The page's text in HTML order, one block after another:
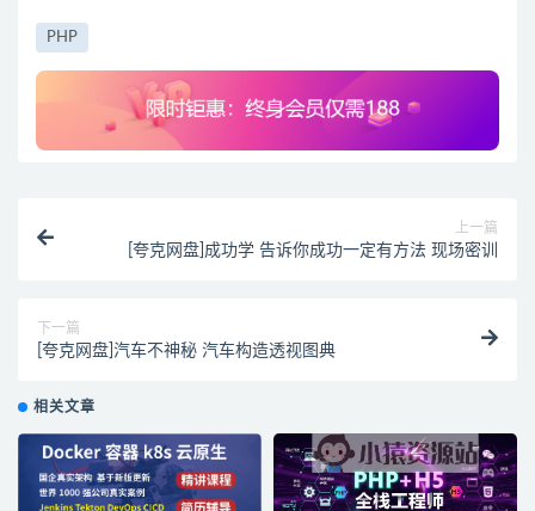
PHP
上一篇
[夸克网盘]成功学 告诉你成功一定有方法 现场密训
下一篇
[夸克网盘]汽车不神秘 汽车构造透视图典
相关文章